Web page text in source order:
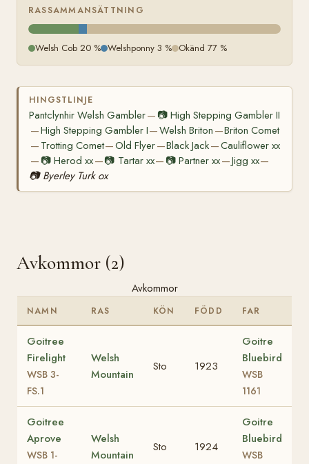
RASSAMMANSÄTTNING
Welsh Cob 20 % Welshponny 3 % Okänd 77 %
HINGSTLINJE
Pantclynhir Welsh Gambler— 📷High Stepping Gambler II
—High Stepping Gambler I—Welsh Briton —Briton Comet
— Trotting Comet—Old Flyer—Black Jack—Cauliflower xx
— 📷Herod xx—📷 Tartar xx— 📷Partner xx—Jigg xx—
📷 Byerley Turk ox
Avkommor (2)
Avkommor
NAMN RAS KÖN FÖDD FAR
Goitree
Firelight
WSB 3-
FS.1
Welsh
Mountain
Sto 1923
Goitre
Bluebird
WSB
1161
Goitree
Aprove
WSB 1-
Welsh
Mountain
Sto 1924
Goitre
Bluebird
WSB